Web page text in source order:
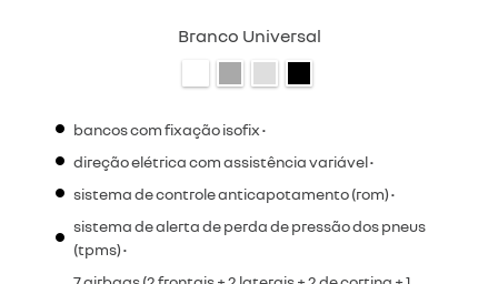
Branco Universal
bancos com fixação isofix •
direção elétrica com assistência variável •
sistema de controle anticapotamento (rom) •
sistema de alerta de perda de pressão dos pneus
(tpms) •